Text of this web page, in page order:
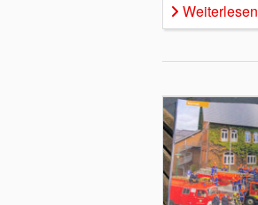
Weiterlesen